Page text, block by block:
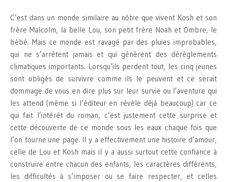
C’est dans un monde similaire au nôtre que vivent Kosh et son
frère Malcolm, la belle Lou, son petit frère Noah et Ombre, le
bébé. Mais ce monde est ravagé par des pluies improbables,
qui ne s’arrêtent jamais et qui génèrent des dérèglements
climatiques importants. Lorsqu’ils perdent tout, les cinq jeunes
sont obligés de survivre comme ils le peuvent et ce serait
dommage de vous en dire plus sur leur survie ou l’aventure qui
les attend (même si l’éditeur en révèle déjà beaucoup) car ce
qui fait l’intérêt du roman, c’est justement cette surprise et
cette découverte de ce monde sous les eaux chaque fois que
l’on tourne une page. Il y a effectivement une histoire d’amour,
celle de Lou et Kosh mais il y a aussi surtout cette confiance à
construire entre chacun des enfants, les caractères différents,
les difficultés à s’imposer ou se faire respecter, et celles